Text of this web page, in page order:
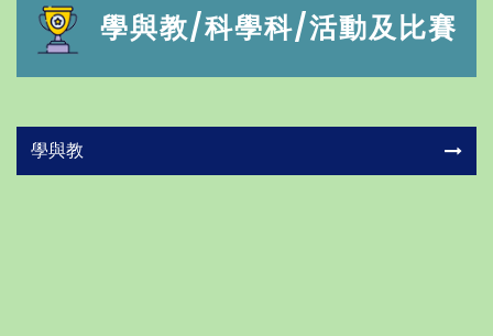
學與教/科學科/活動及比賽
學與教